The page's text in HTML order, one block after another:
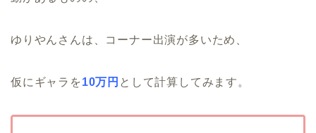
ゆりやんさんは、コーナー出演が多いため、
仮にギャラを 10万円 として計算してみます。